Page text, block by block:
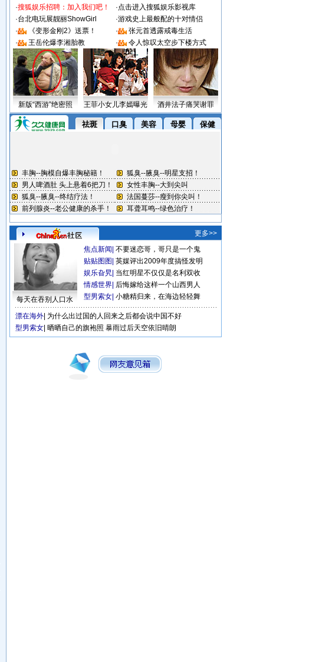
·搜狐娱乐招聘：加入我们吧！ ·点击进入搜狐娱乐影视库
·台北电玩展靓丽ShowGirl ·游戏史上最般配的十对情侣
·
《变形金刚2》送票！ ·
张元首透露戒毒生活
·
王岳伦爆李湘胎教 · 令人惊叹太空步下楼方式
新版“西游”绝密照 王菲小女儿李嫣曝光 酒井法子痛哭谢罪
更多>>
每天在吞别人口水
焦点新闻 不要迷恋哥，哥只是一个鬼
贴贴图图 英媒评出2009年度搞怪发明
娱乐旮旯 当红明星不仅仅是名利双收
情感世界 后悔嫁给这样一个山西男人
型男索女 小糖精归来，在海边轻轻舞
漂在海外 为什么出过国的人回来之后都会说中国不好
型男索女 晒晒自己的旗袍照 暴雨过后天空依旧晴朗